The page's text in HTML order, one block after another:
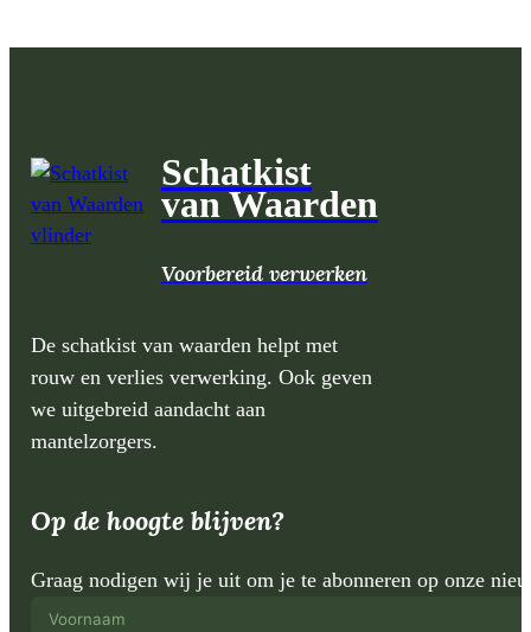
Schatkist
van Waarden
Voorbereid verwerken
De schatkist van waarden helpt met
rouw en verlies verwerking. Ook geven
we uitgebreid aandacht aan
mantelzorgers.
Op de hoogte blijven?
Graag nodigen wij je uit om je te abonneren op onze